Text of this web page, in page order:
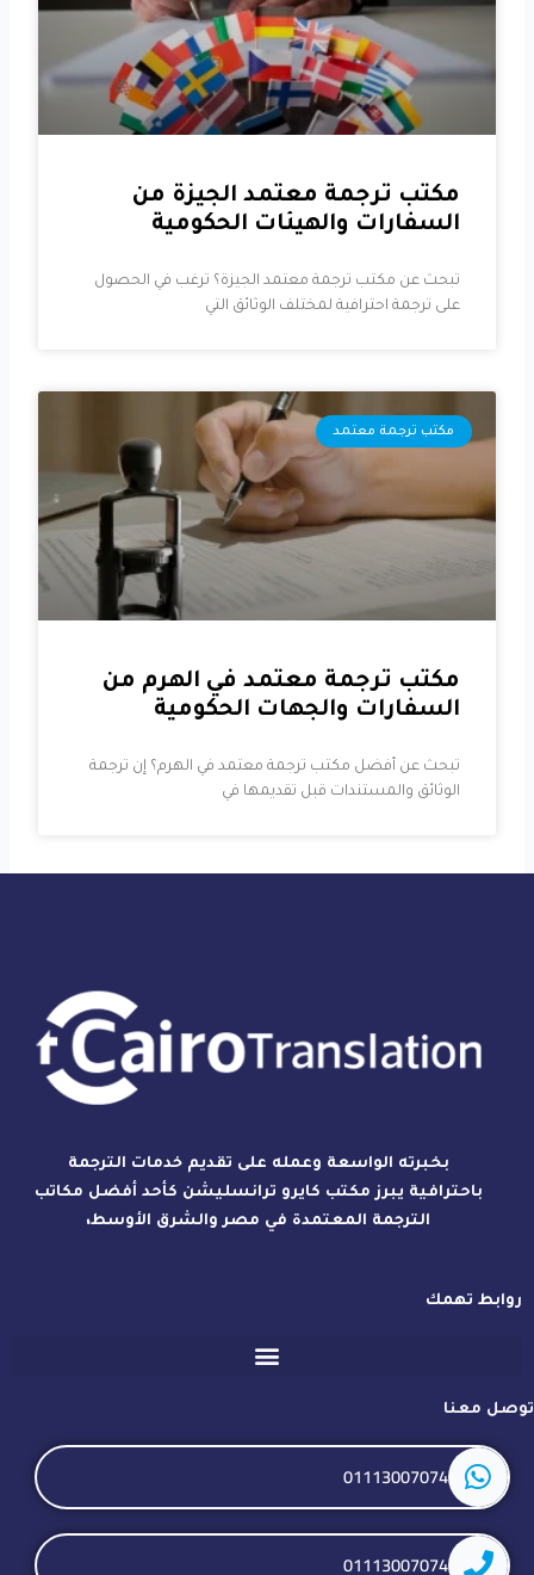
مكتب ترجمة معتمد الجيزة من
السفارات والهيئات الحكومية
تبحث عن مكتب ترجمة معتمد الجيزة؟ ترغب في الحصول
على ترجمة احترافية لمختلف الوثائق التي
مكتب ترجمة معتمد
مكتب ترجمة معتمد في الهرم من
السفارات والجهات الحكومية
تبحث عن أفضل مكتب ترجمة معتمد في الهرم؟ إن ترجمة
الوثائق والمستندات قبل تقديمها في
بخبرته الواسعة وعمله على تقديم خدمات الترجمة
باحترافية يبرز مكتب كايرو ترانسليشن كأحد أفضل مكاتب
الترجمة المعتمدة في مصر والشرق الأوسط،
روابط تهمك
توصل معنا
01113007074
01113007074